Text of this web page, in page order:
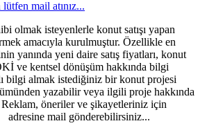
olmak isteyenlerle konut satışı yapan
amacıyla kurulmuştur. Özellikle en
yanında yeni daire satış fiyatları, konut
ve kentsel dönüşüm hakkında bilgi
bilgi almak istediğiniz bir konut projesi
yazabilir veya ilgili proje hakkında
öneriler ve şikayetleriniz için
adresine mail gönderebilirsiniz...